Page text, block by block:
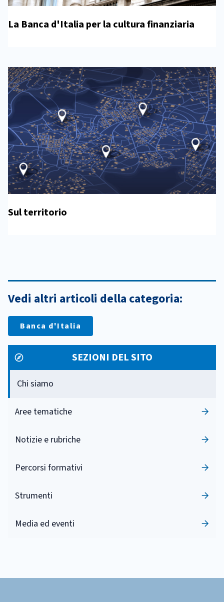
La Banca d'Italia per la cultura finanziaria
Sul territorio
Vedi altri articoli della categoria:
Banca d'Italia
SEZIONI DEL SITO
Chi siamo
Aree tematiche
Notizie e rubriche
Percorsi formativi
Strumenti
Media ed eventi